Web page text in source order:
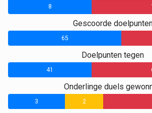
8
Gescoorde
65
Doelpunten tegen
41
Onderlinge duels
3 2